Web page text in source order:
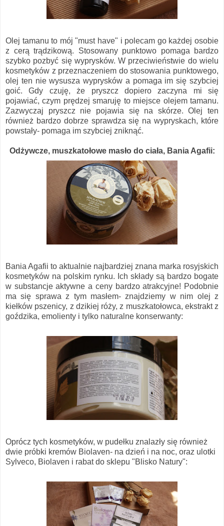
Olej tamanu to mój "must have" i polecam go każdej osobie
z cerą trądzikową. Stosowany punktowo pomaga bardzo
szybko pozbyć się wyprysków. W przeciwieństwie do wielu
kosmetyków z przeznaczeniem do stosowania punktowego,
olej ten nie wysusza wyprysków a pomaga im się szybciej
goić. Gdy czuję, że pryszcz dopiero zaczyna mi się
pojawiać, czym prędzej smaruję to miejsce olejem tamanu.
Zazwyczaj pryszcz nie pojawia się na skórze. Olej ten
również bardzo dobrze sprawdza się na wypryskach, które
powstały- pomaga im szybciej zniknąć.
Odżywcze, muszkatołowe masło do ciała, Bania Agafii:
Bania Agafii to aktualnie najbardziej znana marka rosyjskich
kosmetyków na polskim rynku. Ich składy są bardzo bogate
w substancje aktywne a ceny bardzo atrakcyjne! Podobnie
ma się sprawa z tym masłem- znajdziemy w nim olej z
kiełków pszenicy, z dzikiej róży, z muszkatołowca, ekstrakt z
goździka, emolienty i tylko naturalne konserwanty:
Oprócz tych kosmetyków, w pudełku znalazły się również
dwie próbki kremów Biolaven- na dzień i na noc, oraz ulotki
Sylveco, Biolaven i rabat do sklepu "Blisko Natury":